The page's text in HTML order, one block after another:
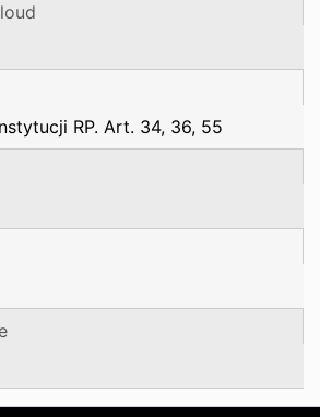
RP. Art. 34, 36, 55